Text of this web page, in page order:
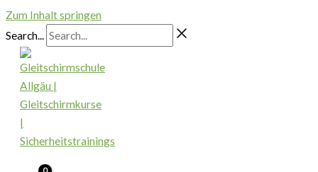
Zum Inhalt springen
Search...